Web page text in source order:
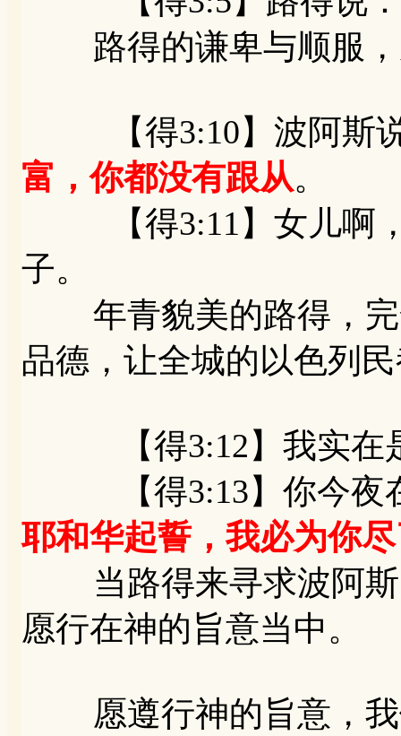
路得的谦卑与顺服，
【得3:10】波阿斯说
富，你都没有跟从。
【得3:11】女儿啊，
子。
年青貌美的路得，完
品德，让全城的以色列
【得3:12】我实在是
【得3:13】你今夜在
耶和华起誓，我必为你
当路得来寻求波阿斯
愿行在神的旨意当中。
愿遵行神的旨意，我